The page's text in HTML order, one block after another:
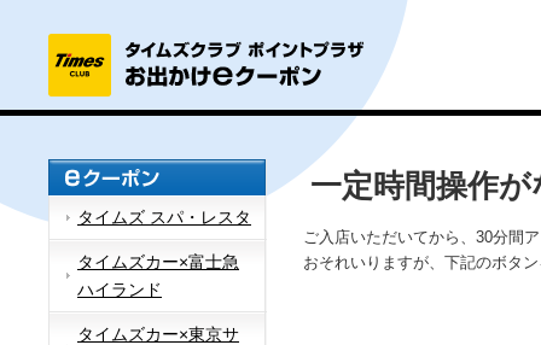
タイムズ スパ・レスタ
タイムズカー×富士急
ハイランド
タイムズカー×東京サ
一定時間操作
ご入店いただいてから、30分間
おそれいりますが、下記のボタ